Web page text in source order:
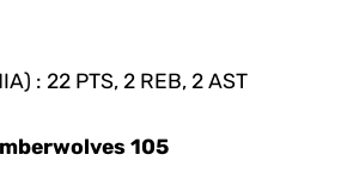
: 22 PTS, 2 REB, 2 AST
105